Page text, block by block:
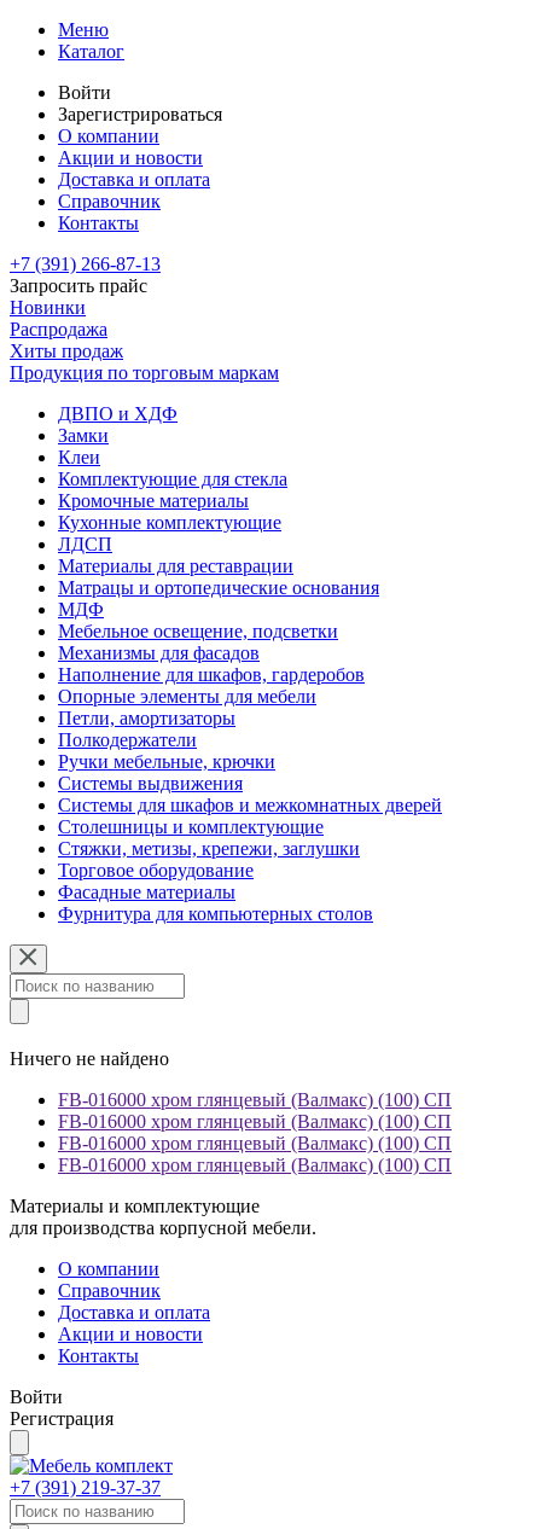
Меню
Каталог
Войти
Зарегистрироваться
О компании
Акции и новости
Доставка и оплата
Справочник
Контакты
+7 (391) 266-87-13
Запросить прайс
Новинки
Распродажа
Хиты продаж
Продукция по торговым маркам
ДВПО и ХДФ
Замки
Клеи
Комплектующие для стекла
Кромочные материалы
Кухонные комплектующие
ЛДСП
Материалы для реставрации
Матрацы и ортопедические основания
МДФ
Мебельное освещение, подсветки
Механизмы для фасадов
Наполнение для шкафов, гардеробов
Опорные элементы для мебели
Петли, амортизаторы
Полкодержатели
Ручки мебельные, крючки
Системы выдвижения
Системы для шкафов и межкомнатных дверей
Столешницы и комплектующие
Стяжки, метизы, крепежи, заглушки
Торговое оборудование
Фасадные материалы
Фурнитура для компьютерных столов
Ничего не найдено
FB-016000 хром глянцевый (Валмакс) (100) СП
FB-016000 хром глянцевый (Валмакс) (100) СП
FB-016000 хром глянцевый (Валмакс) (100) СП
FB-016000 хром глянцевый (Валмакс) (100) СП
Материалы и комплектующие
для производства корпусной мебели.
О компании
Справочник
Доставка и оплата
Акции и новости
Контакты
Войти
Регистрация
+7 (391) 219-37-37